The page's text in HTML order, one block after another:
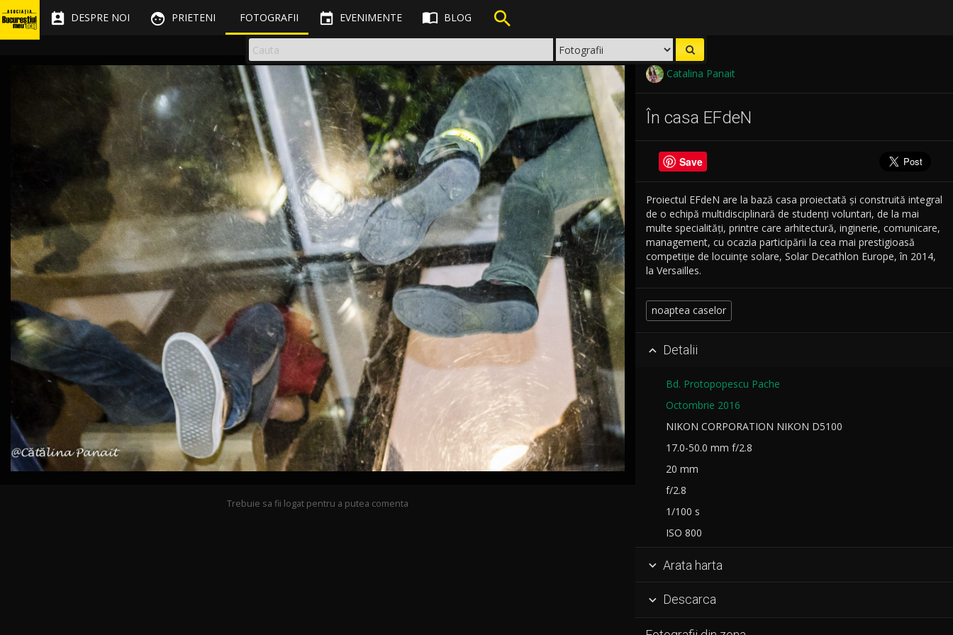
 DESPRE NOI  PRIETENI FOTOGRAFII  EVENIMENTE  BLOG 
Catalina Panait
În casa EFdeN
Save
Proiectul EFdeN are la bază casa proiectată și construită integral
de o echipă multidisciplinară de studenți voluntari, de la mai
multe specialități, printre care arhitectură, inginerie, comunicare,
management, cu ocazia participării la cea mai prestigioasă
competiție de locuințe solare, Solar Decathlon Europe, în 2014,
la Versailles.
noaptea caselor
 Detalii
Bd. Protopopescu Pache
Octombrie 2016
NIKON CORPORATION NIKON D5100
17.0-50.0 mm f/2.8
20 mm
f/2.8
1/100 s
ISO 800
 Arata harta
 Descarca
Trebuie sa fii logat pentru a putea comenta